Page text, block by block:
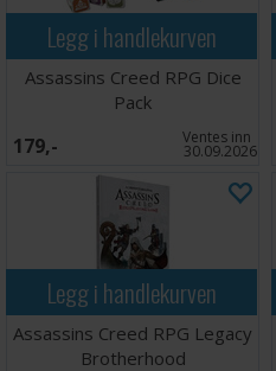
Legg i handlekurven
Assassins Creed RPG Dice
Pack
179,- Ventes inn
30.09.2026
Legg i handlekurven
Assassins Creed RPG Legacy
Brotherhood